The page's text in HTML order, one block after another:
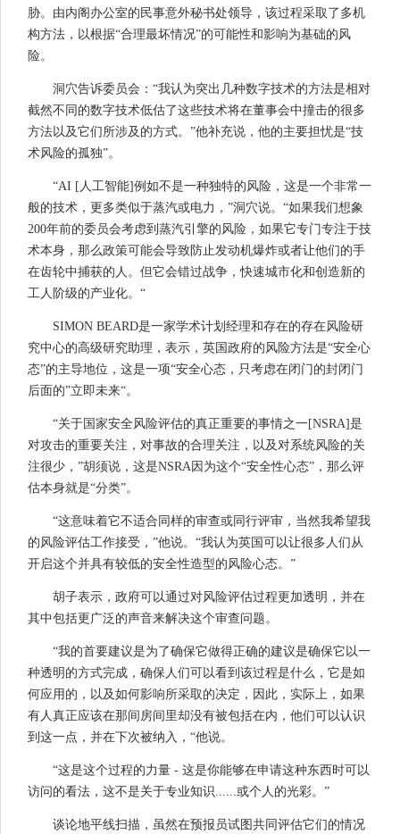
胁。由内阁办公室的民事意外秘书处领导，该过程采取了多机
构方法，以根据“合理最坏情况”的可能性和影响为基础的风
险。
洞穴告诉委员会：“我认为突出几种数字技术的方法是相对
截然不同的数字技术低估了这些技术将在董事会中撞击的很多
方法以及它们所涉及的方式。”他补充说，他的主要担忧是“技
术风险的孤独”。
“AI [人工智能]例如不是一种独特的风险，这是一个非常一
般的技术，更多类似于蒸汽或电力，”洞穴说。“如果我们想象
200年前的委员会考虑到蒸汽引擎的风险，如果它专门专注于技
术本身，那么政策可能会导致防止发动机爆炸或者让他们的手
在齿轮中捕获的人。但它会错过战争，快速城市化和创造新的
工人阶级的产业化。“
SIMON BEARD是一家学术计划经理和存在的存在风险研
究中心的高级研究助理，表示，英国政府的风险方法是“安全心
态”的主导地位，这是一项“安全心态，只考虑在闭门的封闭门
后面的”立即未来“。
“关于国家安全风险评估的真正重要的事情之一[NSRA]是
对攻击的重要关注，对事故的合理关注，以及对系统风险的关
注很少，”胡须说，这是NSRA因为这个“安全性心态”，那么评
估本身就是“分类”。
“这意味着它不适合同样的审查或同行评审，当然我希望我
的风险评估工作接受，”他说。“我认为英国可以让很多人们从
开启这个并具有较低的安全性造型的风险心态。”
胡子表示，政府可以通过对风险评估过程更加透明，并在
其中包括更广泛的声音来解决这个审查问题。
“我的首要建议是为了确保它做得正确的建议是确保它以一
种透明的方式完成，确保人们可以看到该过程是什么，它是如
何应用的，以及如何影响所采取的决定，因此，实际上，如果
有人真正应该在那间房间里却没有被包括在内，他们可以认识
到这一点，并在下次被纳入，“他说。
“这是这个过程的力量 - 这是你能够在申请这种东西时可以
访问的看法，这不是关于专业知识......或个人的光彩。”
谈论地平线扫描，虽然在预报员试图共同评估它们的情况